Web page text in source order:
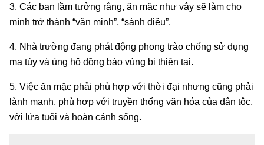
3. Các bạn lầm tưởng rằng, ăn mặc như vậy sẽ làm cho
mình trở thành “văn minh”, “sành điệu”.
4. Nhà trường đang phát động phong trào chống sử dụng
ma túy và ủng hộ đồng bào vùng bị thiên tai.
5. Việc ăn mặc phải phù hợp với thời đại nhưng cũng phải
lành mạnh, phù hợp với truyền thống văn hóa của dân tộc,
với lứa tuổi và hoàn cảnh sống.